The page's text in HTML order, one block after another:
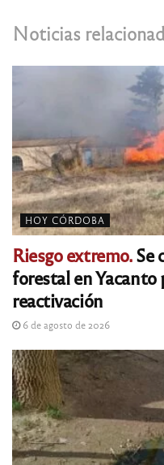
Noticias
HOY CÓRDOBA
Riesgo extremo.Se
forestal en Yacanto
reactivación
6 de agosto de 2026